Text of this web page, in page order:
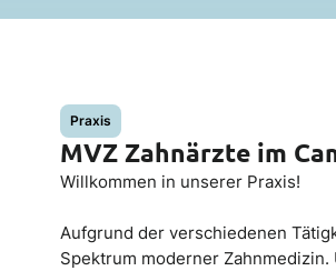
Praxis
MVZ Zahnärzte im
Willkommen in unserer Praxis!
Aufgrund der verschiedenen
Spektrum moderner